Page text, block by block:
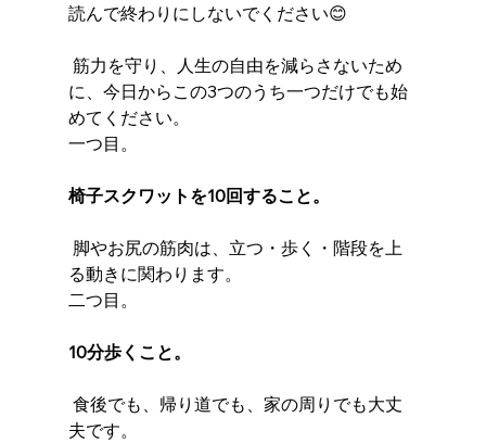
読んで終わりにしないでください😊
に、今日からこの3つのうち一つだけでも始
めてください。
一つ目。
椅子スクワットを10回すること。
る動きに関わります。
二つ目。
10分歩くこと。
夫です。